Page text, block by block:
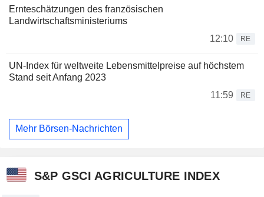
Ernteschätzungen des französischen
Landwirtschaftsministeriums
12:10
RE
UN-Index für weltweite Lebensmittelpreise auf höchstem
Stand seit Anfang 2023
11:59
RE
Mehr Börsen-Nachrichten
S&P GSCI AGRICULTURE INDEX